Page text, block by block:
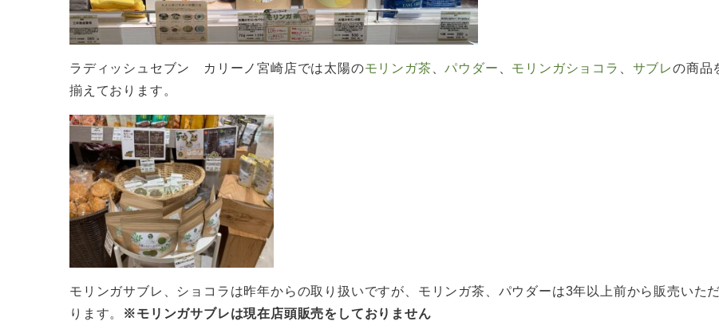
ラディッシュセブン カリーノ宮崎店では太陽のモリンガ茶 、パウダー モリンガショコラ サブレの商品
揃えております。
モリンガサブレ、ショコラは昨年からの取り扱いですが、モリンガ茶、パウダーは3年以上前から販売いた
ります。
※モリンガサブレは現在店頭販売をしておりません